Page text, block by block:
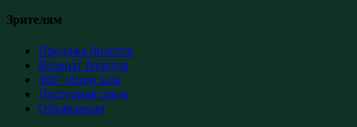
Зрителям
Продажа билетов
Возврат билетов
360° обзор зала
Доступная среда
Объявления